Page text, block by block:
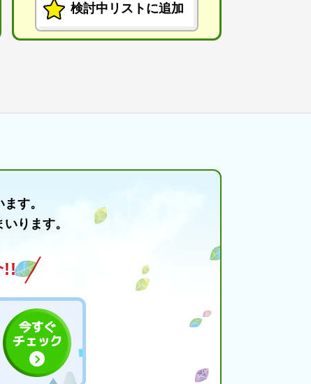
検討中リストに追加
す。
ります。
!!